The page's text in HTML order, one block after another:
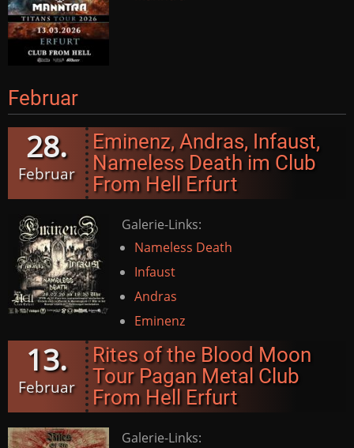
Februar
28.
Februar
Eminenz, Andras, Infaust,
Nameless Death im Club
From Hell Erfurt
Galerie-Links:
Nameless Death
Infaust
Andras
Eminenz
13.
Februar
Rites of the Blood Moon
Tour Pagan Metal Club
From Hell Erfurt
Galerie-Links: